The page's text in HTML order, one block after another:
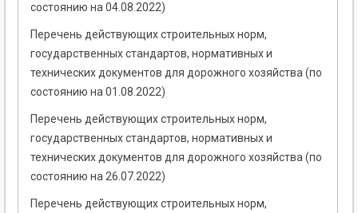
состоянию на 04.08.2022)
Перечень действующих строительных норм,
государственных стандартов, нормативных и
технических документов для дорожного хозяйства (по
состоянию на 01.08.2022)
Перечень действующих строительных норм,
государственных стандартов, нормативных и
технических документов для дорожного хозяйства (по
состоянию на 26.07.2022)
Перечень действующих строительных норм,